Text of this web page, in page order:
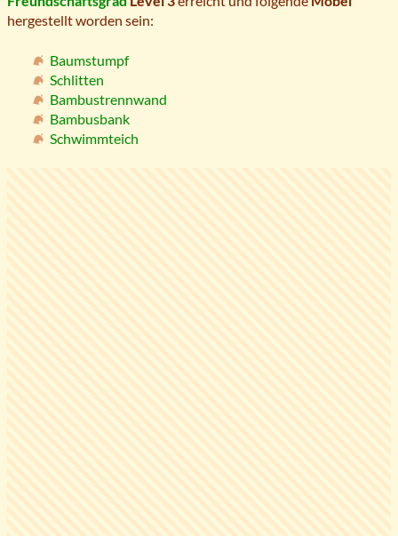
hergestellt worden sein:
Baumstumpf
Schlitten
Bambustrennwand
Bambusbank
Schwimmteich